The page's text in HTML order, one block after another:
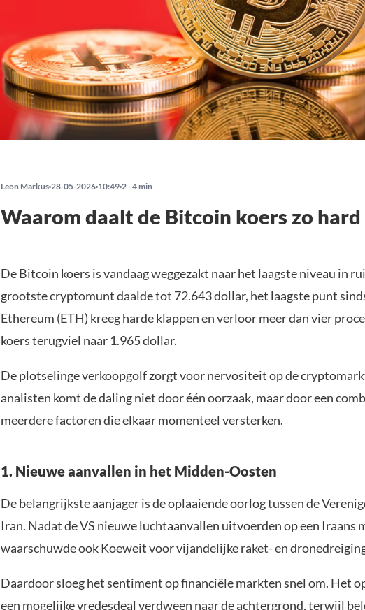
Leon Markus 28-05-2026 10:49 2 - 4 min
Waarom daalt de Bitcoin koers zo hard
DeBitcoin koers is vandaag weggezakt naar het laagste niveau in
grootste cryptomunt daalde tot 72.643 dollar, het laagste punt
Ethereum (ETH) kreeg harde klappen en verloor meer dan vier
koers terugviel naar 1.965 dollar.
De plotselinge verkoopgolf zorgt voor nervositeit op de
analisten komt de daling niet door één oorzaak, maar door een
meerdere factoren die elkaar momenteel versterken.
1. Nieuwe aanvallen in het Midden-Oosten
De belangrijkste aanjager is deoplaaiende oorlogtussen de
Iran. Nadat de VS nieuwe luchtaanvallen uitvoerden op een
waarschuwde ook Koeweit voor vijandelijke raket- en
Daardoor sloeg het sentiment op financiële markten snel om. Het
een mogelijke vredesdeal verdween naar de achtergrond, terwijl